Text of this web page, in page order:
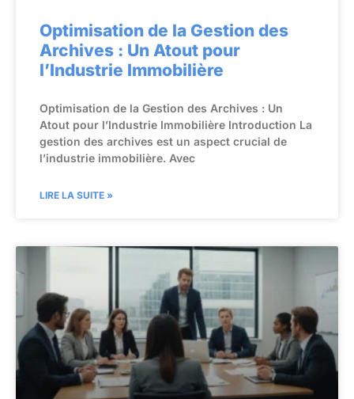
Optimisation de la Gestion des
Archives : Un Atout pour
l’Industrie Immobilière
Optimisation de la Gestion des Archives : Un
Atout pour l’Industrie Immobilière Introduction La
gestion des archives est un aspect crucial de
l’industrie immobilière. Avec
LIRE LA SUITE »